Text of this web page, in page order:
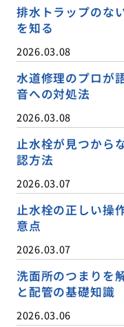
排水トラップのな
を知る
2026.03.08
水道修理のプロが
音への対処法
2026.03.08
止水栓が見つから
認方法
2026.03.07
止水栓の正しい操
意点
2026.03.07
洗面所のつまりを
と配管の基礎知識
2026.03.06